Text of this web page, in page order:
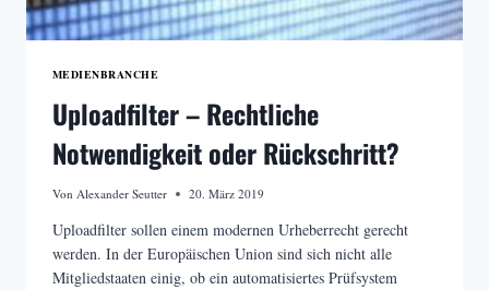
MEDIENBRANCHE
Uploadfilter – Rechtliche
Notwendigkeit oder Rückschritt?
Von Alexander Seutter 20. März 2019
Uploadfilter sollen einem modernen Urheberrecht gerecht
werden. In der Europäischen Union sind sich nicht alle
Mitgliedstaaten einig, ob ein automatisiertes Prüfsystem